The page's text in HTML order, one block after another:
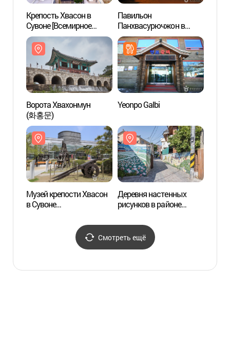
Крепость Хвасон в
Сувоне [Всемирное
культурное наследие
ЮНЕСКО] (수원 화성
[유네스코 세계문화유산])
Павильон
Панхвасурючжон в
Сувоне (방화수류정
(동북각루))
Ворота Хвахонмун
(화홍문)
Yeonpo Galbi
Музей крепости Хвасон
в Сувоне
Деревня настенных
рисунков в районе
벽화마을)
Смотреть ещё